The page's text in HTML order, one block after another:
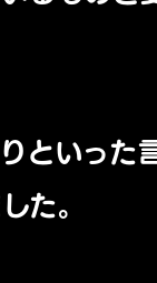
といった
た。